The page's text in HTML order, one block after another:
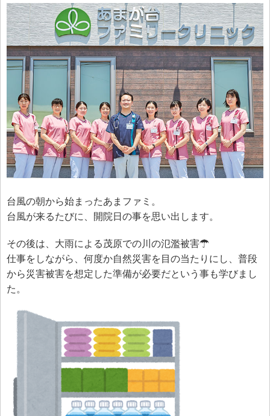
台風の朝から始まったあまファミ。
台風が来るたびに、開院日の事を思い出します。
その後は、大雨による茂原での川の氾濫被害☂
仕事をしながら、何度か自然災害を目の当たりにし、普段
から災害被害を想定した準備が必要だという事も学びまし
た。